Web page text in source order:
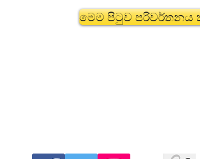
මෙම පිටුව පරිවර්තනය